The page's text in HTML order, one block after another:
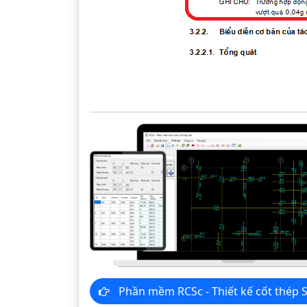
Phần mềm RCSc - Thiết kế cốt